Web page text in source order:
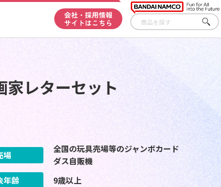
会社・採用情報
サイトはこちら
さが
す
家レターセット
場
全国の玩具売場等のジャンボカード
ダス自販機
年齢
9歳以上